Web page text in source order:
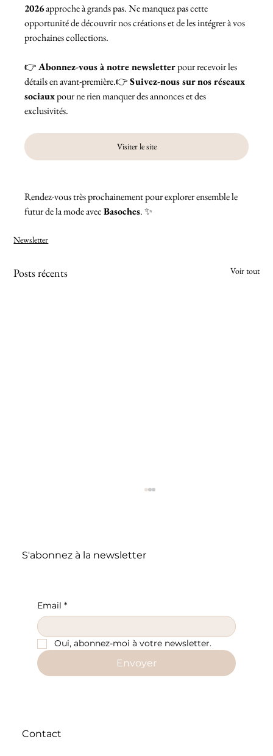
2026 approche à grands pas. Ne manquez pas cette
opportunité de découvrir nos créations et de les intégrer à vos
prochaines collections.
👉 Abonnez-vous à notre newsletter pour recevoir les
détails en avant-première.👉 Suivez-nous sur nos réseaux
sociaux pour ne rien manquer des annonces et des
exclusivités.
Visiter le site
Rendez-vous très prochainement pour explorer ensemble le
futur de la mode avec Basoches. ✨
Newsletter
Posts récents Voir tout
Accademia : Un Fournisseur d'Exception pour
Vos Collections
S'abonnez à la newsletter
Email *
Oui, abonnez-moi à votre newsletter.
Envoyer
Contact